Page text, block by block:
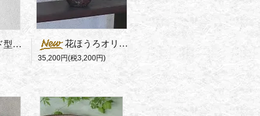
再入荷！スタンド型花器 花ほうろオリジナル 馬場隆志の花器
35,200円(税3,200円)